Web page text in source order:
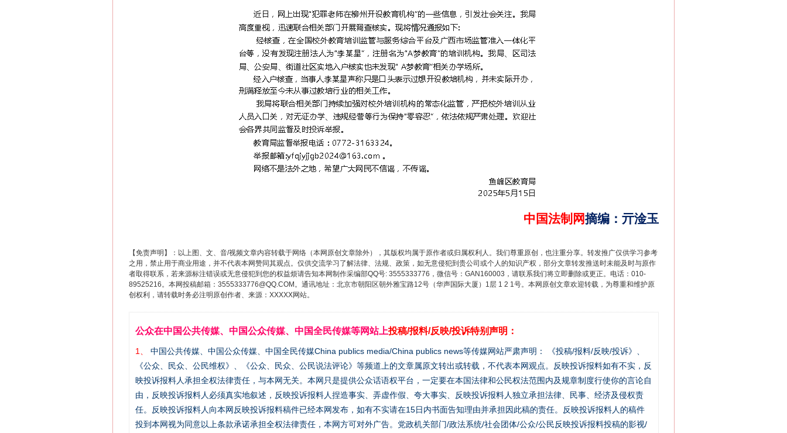
中国法制网摘编 ： 亓淦玉
【免责声明】：以上图、文、音/视频文章内容转载于网络（本网原创文章除外），其版权均属于原作者或归属权利人。我们尊重原创，也注重分享。转发推广仅供学习参考
之用，禁止用于商业用途，并不代表本网赞同其观点。仅供交流学习了解法律、法规、政策，如无意侵犯到贵公司或个人的知识产权，部分文章转发推送时未能及时与原作
者取得联系，若来源标注错误或无意侵犯到您的权益烦请告知本网制作采编部QQ号: 3555333776，微信号：GAN160003，请联系我们将立即删除或更正。电话：010-
89525216。本网投稿邮箱：3555333776@QQ.COM。通讯地址：北京市朝阳区朝外雅宝路12号（华声国际大厦）1层 1 2 1号。本网原创文章欢迎转载，为尊重和维护原
创权利，请转载时务必注明原创作者、来源：XXXXX网站。
公众在中国公共传媒、中国公众传媒、中国全民传媒等网站上投稿/报料/反映/投诉特别声明：
1、
中国公共传媒、中国公众传媒、中国全民传媒China publics media/China publics news等传媒网站严肃声明： 《投稿/报料/反映/投诉》、
《公众、民众、公民维权》、《公众、民众、公民说法评论》等频道上的文章属原文转出或转载，不代表本网观点。反映投诉报料如有不实，反
映投诉报料人承担全权法律责任，与本网无关。本网只是提供公众话语权平台，一定要在本国法律和公民权法范围内及规章制度行使你的言论自
由，反映投诉报料人必须真实地叙述，反映投诉报料人捏造事实、弄虚作假、夸大事实、反映投诉报料人独立承担法律、民事、经济及侵权责
任。反映投诉报料人向本网反映投诉报料稿件已经本网发布，如有不实请在15日内书面告知理由并承担因此稿的责任。反映投诉报料人的稿件
投到本网视为同意以上条款承诺承担全权法律责任，本网方可对外广告。党政机关部门/政法系统/社会团体/公众/公民反映投诉报料投稿的影视/